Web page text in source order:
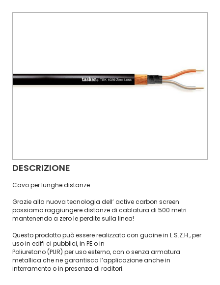
DESCRIZIONE
Cavo per lunghe distanze
Grazie alla nuova tecnologia dell’ active carbon screen
possiamo raggiungere distanze di cablatura di 500 metri
mantenendo a zero le perdite sulla linea!
Questo prodotto può essere realizzato con guaine in L.S.Z.H., per
uso in edifi ci pubblici, in PE o in
Poliuretano (PUR) per uso esterno, con o senza armatura
metallica che ne garantisca l’applicazione anche in
interramento o in presenza di roditori.